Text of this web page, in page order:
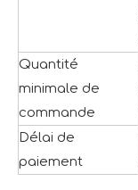
Quantité
minimale de
commande
Délai de
paiement